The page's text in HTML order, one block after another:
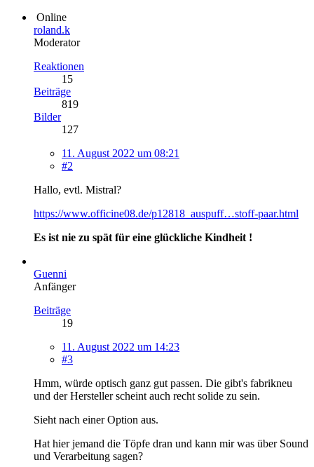
Online
roland.k
Moderator
Reaktionen
15
Beiträge
819
Bilder
127
11. August 2022 um 08:21
#2
Hallo, evtl. Mistral?
https://www.officine08.de/p12818_auspuff…stoff-paar.html
Es ist nie zu spät für eine glückliche Kindheit !
Guenni
Anfänger
Beiträge
19
11. August 2022 um 14:23
#3
Hmm, würde optisch ganz gut passen. Die gibt's fabrikneu
und der Hersteller scheint auch recht solide zu sein.
Sieht nach einer Option aus.
Hat hier jemand die Töpfe dran und kann mir was über Sound
und Verarbeitung sagen?